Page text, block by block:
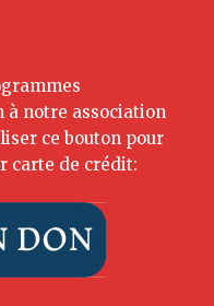
à notre association
ce bouton pour
carte de crédit: